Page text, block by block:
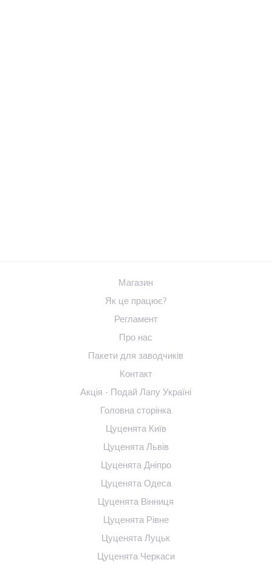
Магазин
Як це працює?
Регламент
Про нас
Пакети для заводчиків
Контакт
Акція - Подай Лапу Україні
Головна сторінка
Цуценята Київ
Цуценята Львів
Цуценята Дніпро
Цуценята Одеса
Цуценята Вінниця
Цуценята Рівне
Цуценята Луцьк
Цуценята Черкаси